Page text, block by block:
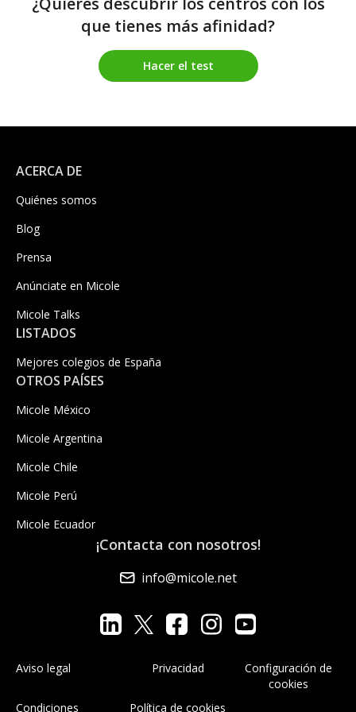
que tienes más afinidad?
Hacer el test
ACERCA DE
Quiénes somos
Blog
Prensa
Anúnciate en Micole
Micole Talks
LISTADOS
Mejores colegios de España
OTROS PAÍSES
Micole México
Micole Argentina
Micole Chile
Micole Perú
Micole Ecuador
¡Contacta con nosotros!
info@micole.net
Aviso legal Privacidad
Configuración de
cookies
Condiciones
Política de cookies